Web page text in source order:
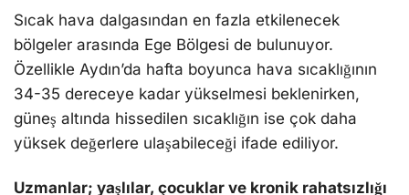
Sıcak hava dalgasından en fazla etkilenecek
bölgeler arasında Ege Bölgesi de bulunuyor.
Özellikle Aydın’da hafta boyunca hava sıcaklığının
34-35 dereceye kadar yükselmesi beklenirken,
güneş altında hissedilen sıcaklığın ise çok daha
yüksek değerlere ulaşabileceği ifade ediliyor.
Uzmanlar; yaşlılar, çocuklar ve kronik rahatsızlığı